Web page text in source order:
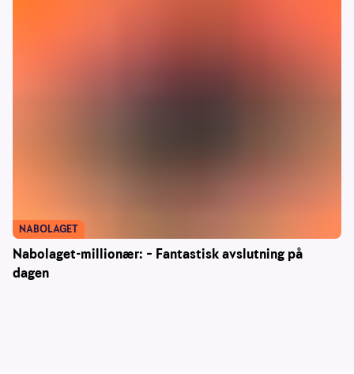
Nabolaget-millionær: – Fantastisk avslutning på
dagen
NABOLAGET